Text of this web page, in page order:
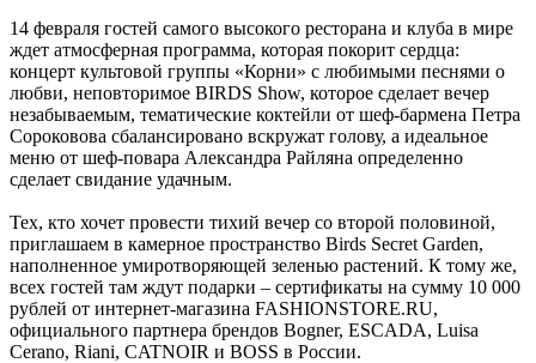
14 февраля гостей самого высокого ресторана и клуба в мире
ждет атмосферная программа, которая покорит сердца:
концерт культовой группы «Корни» с любимыми песнями о
любви, неповторимое BIRDS Show, которое сделает вечер
незабываемым, тематические коктейли от шеф-бармена Петра
Сороковова сбалансировано вскружат голову, а идеальное
меню от шеф-повара Александра Райляна определенно
сделает свидание удачным.
Тех, кто хочет провести тихий вечер со второй половиной,
приглашаем в камерное пространство Birds Secret Garden,
наполненное умиротворяющей зеленью растений. К тому же,
всех гостей там ждут подарки – сертификаты на сумму 10 000
рублей от интернет-магазина FASHIONSTORE.RU,
официального партнера брендов Bogner, ESCADA, Luisa
Cerano, Riani, CATNOIR и BOSS в России.